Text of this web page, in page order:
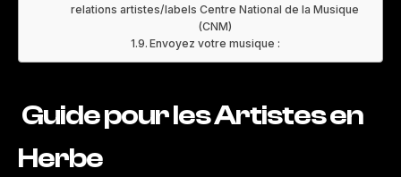
relations artistes/labels Centre National de la Musique
(CNM)
Envoyez votre musique :
Guide pour les Artistes en
Herbe